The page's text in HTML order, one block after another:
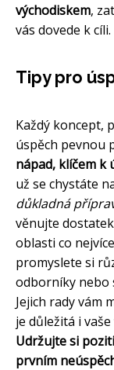
východiskem,
vás dovede k cíli.
Tipy pro
Každý koncept,
úspěch pevnou
nápad, klíčem k
už se chystáte
důkladná
věnujte
oblasti co
promyslete si
odborníky nebo
Jejich rady vám
je důležitá i
Udržujte si
prvním